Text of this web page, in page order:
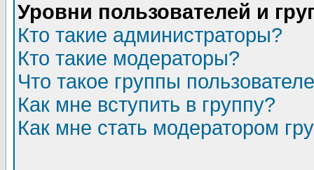
Уровни пользователей и
Кто такие администраторы?
Кто такие модераторы?
Что такое группы
Как мне вступить в группу?
Как мне стать модератором